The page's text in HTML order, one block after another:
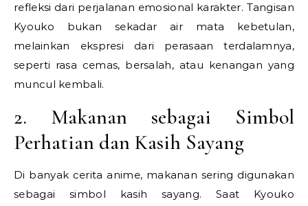
refleksi dari perjalanan emosional karakter. Tangisan
Kyouko bukan sekadar air mata kebetulan,
melainkan ekspresi dari perasaan terdalamnya,
seperti rasa cemas, bersalah, atau kenangan yang
muncul kembali.
2. Makanan sebagai Simbol
Perhatian dan Kasih Sayang
Di banyak cerita anime, makanan sering digunakan
sebagai simbol kasih sayang. Saat Kyouko